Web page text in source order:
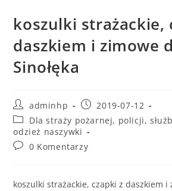
koszulki strażackie,
daszkiem i zimowe
Sinołęka
adminhp
2019-07-12
Dla straży pożarnej, policji,
odzież naszywki
0 Komentarzy
koszulki strażackie, czapki z daszkiem i